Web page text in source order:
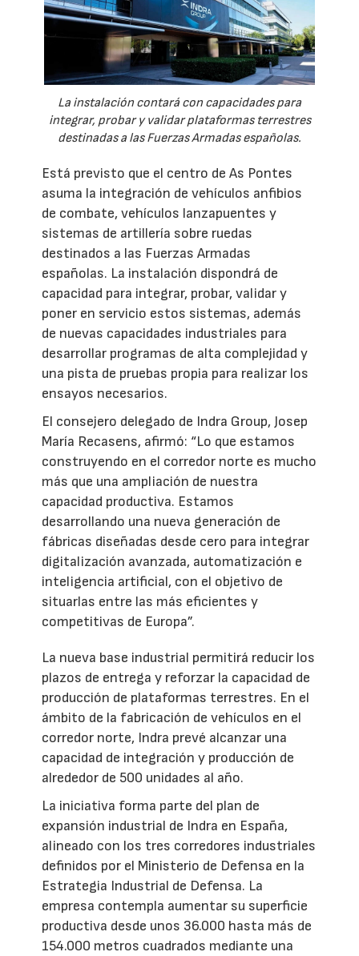
La instalación contará con capacidades para
integrar, probar y validar plataformas terrestres
destinadas a las Fuerzas Armadas españolas.
Está previsto que el centro de As Pontes
asuma la integración de vehículos anfibios
de combate, vehículos lanzapuentes y
sistemas de artillería sobre ruedas
destinados a las Fuerzas Armadas
españolas. La instalación dispondrá de
capacidad para integrar, probar, validar y
poner en servicio estos sistemas, además
de nuevas capacidades industriales para
desarrollar programas de alta complejidad y
una pista de pruebas propia para realizar los
ensayos necesarios.
El consejero delegado de Indra Group, Josep
María Recasens, afirmó: “Lo que estamos
construyendo en el corredor norte es mucho
más que una ampliación de nuestra
capacidad productiva. Estamos
desarrollando una nueva generación de
fábricas diseñadas desde cero para integrar
digitalización avanzada, automatización e
inteligencia artificial, con el objetivo de
situarlas entre las más eficientes y
competitivas de Europa”.
La nueva base industrial permitirá reducir los
plazos de entrega y reforzar la capacidad de
producción de plataformas terrestres. En el
ámbito de la fabricación de vehículos en el
corredor norte, Indra prevé alcanzar una
capacidad de integración y producción de
alrededor de 500 unidades al año.
La iniciativa forma parte del plan de
expansión industrial de Indra en España,
alineado con los tres corredores industriales
definidos por el Ministerio de Defensa en la
Estrategia Industrial de Defensa. La
empresa contempla aumentar su superficie
productiva desde unos 36.000 hasta más de
154.000 metros cuadrados mediante una